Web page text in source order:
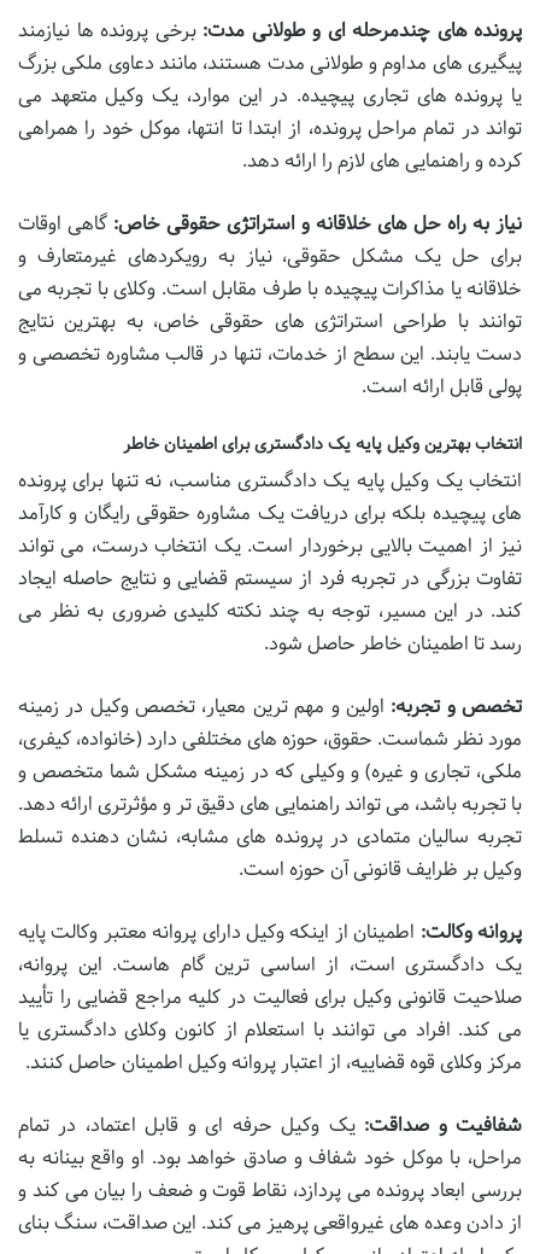
پرونده های چندمرحله ای و طولانی مدت: برخی پرونده ها نیازمند
پیگیری های مداوم و طولانی مدت هستند، مانند دعاوی ملکی بزرگ
یا پرونده های تجاری پیچیده. در این موارد، یک وکیل متعهد می
تواند در تمام مراحل پرونده، از ابتدا تا انتها، موکل خود را همراهی
کرده و راهنمایی های لازم را ارائه دهد.
نیاز به راه حل های خلاقانه و استراتژی حقوقی خاص: گاهی اوقات
برای حل یک مشکل حقوقی، نیاز به رویکردهای غیرمتعارف و
خلاقانه یا مذاکرات پیچیده با طرف مقابل است. وکلای با تجربه می
توانند با طراحی استراتژی های حقوقی خاص، به بهترین نتایج
دست یابند. این سطح از خدمات، تنها در قالب مشاوره تخصصی و
پولی قابل ارائه است.
انتخاب بهترین وکیل پایه یک دادگستری برای اطمینان خاطر
انتخاب یک وکیل پایه یک دادگستری مناسب، نه تنها برای پرونده
های پیچیده بلکه برای دریافت یک مشاوره حقوقی رایگان و کارآمد
نیز از اهمیت بالایی برخوردار است. یک انتخاب درست، می تواند
تفاوت بزرگی در تجربه فرد از سیستم قضایی و نتایج حاصله ایجاد
کند. در این مسیر، توجه به چند نکته کلیدی ضروری به نظر می
رسد تا اطمینان خاطر حاصل شود.
تخصص و تجربه: اولین و مهم ترین معیار، تخصص وکیل در زمینه
مورد نظر شماست. حقوق، حوزه های مختلفی دارد (خانواده، کیفری،
ملکی، تجاری و غیره) و وکیلی که در زمینه مشکل شما متخصص و
با تجربه باشد، می تواند راهنمایی های دقیق تر و مؤثرتری ارائه دهد.
تجربه سالیان متمادی در پرونده های مشابه، نشان دهنده تسلط
وکیل بر ظرایف قانونی آن حوزه است.
پروانه وکالت: اطمینان از اینکه وکیل دارای پروانه معتبر وکالت پایه
یک دادگستری است، از اساسی ترین گام هاست. این پروانه،
صلاحیت قانونی وکیل برای فعالیت در کلیه مراجع قضایی را تأیید
می کند. افراد می توانند با استعلام از کانون وکلای دادگستری یا
مرکز وکلای قوه قضاییه، از اعتبار پروانه وکیل اطمینان حاصل کنند.
شفافیت و صداقت: یک وکیل حرفه ای و قابل اعتماد، در تمام
مراحل، با موکل خود شفاف و صادق خواهد بود. او واقع بینانه به
بررسی ابعاد پرونده می پردازد، نقاط قوت و ضعف را بیان می کند و
از دادن وعده های غیرواقعی پرهیز می کند. این صداقت، سنگ بنای